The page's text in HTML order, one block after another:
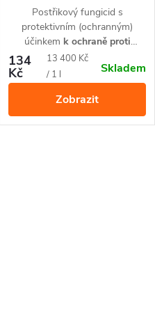
Postřikový fungicid s
protektivním (ochranným)
účinkem k ochraně proti
plísním okurek a rajčat a jiné
zeleniny a okrasných rostlin.
134
Kč
Měrná
cena:
13 400 Kč
/ 1 l
Skladem
Zobrazit